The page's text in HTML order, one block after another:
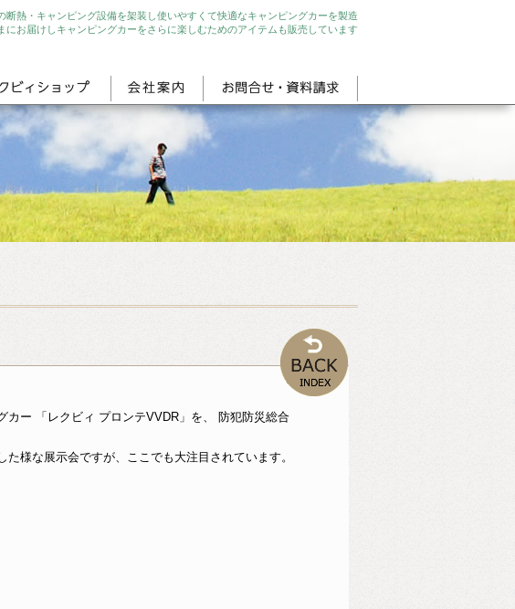
熱・キャンピング設備を架装し使いやすくて快適なキャンピングカーを製造
にお届けしキャンピングカーをさらに楽しむためのアイテムも販売しています
カー 「レクビィ プロンテVVDR」を、 防犯防災総合
様な展示会ですが、ここでも大注目されています。